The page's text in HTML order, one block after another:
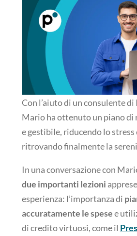
Con l’aiuto di un consulente
Mario ha ottenuto un piano di
e gestibile, riducendo lo
ritrovando finalmente la
In una conversazione con
due importanti lezioni
esperienza: l’importanza di
accuratamente le spesee
di credito virtuosi, come il